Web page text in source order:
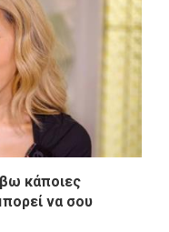
κάποιες
να σου